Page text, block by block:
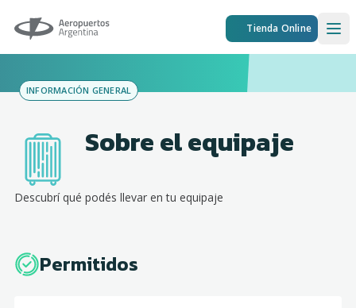
Aeropuertos Argentina Tienda Online
INFORMACIÓN GENERAL
Sobre el equipaje
Descubrí qué podés llevar en tu equipaje
Permitidos